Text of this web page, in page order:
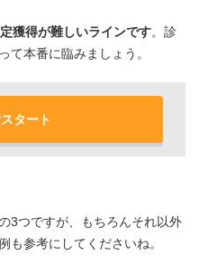
獲得が難しいラインです。診
て本番に臨みましょう。
タート
3つですが、もちろんそれ以外
も参考にしてくださいね。